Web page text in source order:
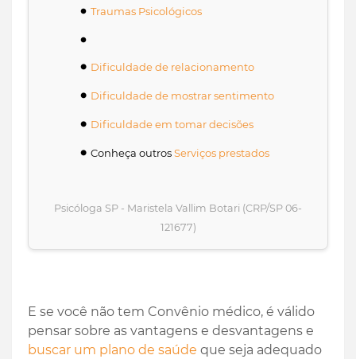
Traumas Psicológicos
Dificuldade de relacionamento
Dificuldade de mostrar sentimento
Dificuldade em tomar decisões
Conheça outrosServiços prestados
Psicóloga SP - Maristela Vallim Botari (CRP/SP 06-
121677)
E se você não tem Convênio médico, é válido
pensar sobre as vantagens e desvantagens e
buscar um plano de saúde que seja adequado